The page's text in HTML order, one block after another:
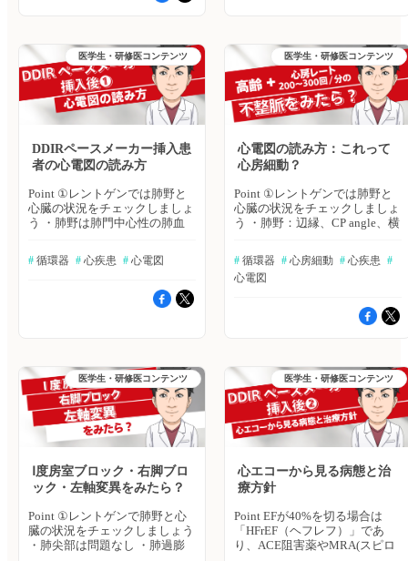
において2mV以上の上昇がな
く、リスク因子無ければ経過観
察・STが下向き（down slope
型）の場合＝Coved型⇒不整脈
のリスクが高く、精査をしたほ
うが良いBrugada型心電図で
がVT(心室頻拍）や心室細動を
起こす突然死症候群で、「ぽっ
くり病」とも呼ばれる。）のリ
スクがある 微妙なケースの場
合は、以下の順で心電図波形を
確認する1. 肋間を上げる2. ピル
ジカイニド投与 or 運動負荷
理学的検査）⇒ST部分の変化
や、Coved型になるか、容易に
がある場合等、Brugada型症候
群が考えやすい場合には、
昇をみたらBrugada症候群を疑
う 参考 日本循環器学会発刊の
ガイドライン https://www.j-
circ.or.jp/guideline/guideline-
series/ ハトミル心不全、ハトミ
ル心電図は2025年9月17日をも
ちまして、サービス提供を終了
いたしました。 長らくのご利
用ありがとうございました。な
お、臨床に関する疑問や悩みを
相談する場、ヒポクラ「全科横
断カンファ」でも、心不全、心
電図に関する、ご相談は可能で
医学生・研修医コンテンツ
DDIRペースメーカー挿入患
者の心電図の読み方
Point ①レントゲンでは肺野と
心臓の状況をチェックしましょ
う ・肺野は肺門中心性の肺血
可能性あり ・心拡大 ・ペース
メーカーリードは「心房」「心
導・胸部誘導を分けてチェック
しましょう 【肢誘導】・心尖
以上は、心拍は「心室」から出
ている 【胸部誘導】・V2誘導
で「M字型」なら右脚ブロック
型であり、左室起源のPVC（心
室期外収縮）や補充調律を疑
う。起源は僧帽弁弁論、または
スは、ペースメーカー電位発生
→ PVCを繰り返しているように
が、補充調律にしては変なリズ
ムを刻んでいる⇒PVCが日常的
に出ているのか、一度ホルター
# 循環器 # 心疾患 # 心電図
医学生・研修医コンテンツ
心電図の読み方：これって
心房細動？
Point ①レントゲンでは肺野と
心臓の状況をチェックしましょ
う ・肺野：辺縁、CP angle、横
の変異、骨折の有無 ・心臓：
縦隔の拡大、右の1・2弓、左の
1・2・3・4弓の腫脹の有無 ⇒
だからといって、心房細動を否
定することにはならない ②心
誘導】1) Ⅱ・Ⅲ誘導のP派 ⇒ P派
が見えづらく、洞停止または心
房細動が疑われる さらにR-R
間隔が不正の場合は、心房細動
の可能性が高い 2) Ⅰ,Ⅱ誘導の電
位の向き ⇒ どちらも上向きの
3) Ⅲ誘導・aVF誘導のT派 ⇒ 増
高不良があり、心筋障害を疑う
（心房レート） ⇒ 心房レート
300程度であり、心房細動(心房
レート400-600程度）ではなさ
# 循環器 # 心房細動 # 心疾患 #
心電図
医学生・研修医コンテンツ
Ⅰ度房室ブロック・右脚ブロ
ック・左軸変異をみたら？
Point ①レントゲンで肺野と心
臓の状況をチェックしましょう
・肺尖部は問題なし ・肺過膨
医学生・研修医コンテンツ
心エコーから見る病態と治
療方針
Point EFが40%を切る場合は
「HFrEF（ヘフレフ）」であ
り、ACE阻害薬やMRA(スピロ